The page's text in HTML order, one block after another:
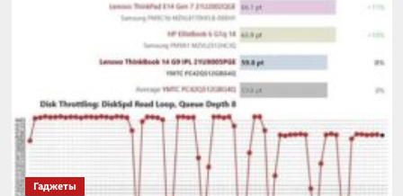
Гаджеты